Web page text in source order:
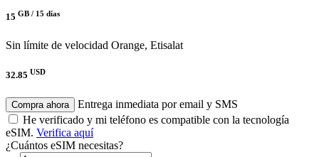
15 GB / 15 días
Sin límite de velocidad Orange, Etisalat
32.85 USD
Compra ahora
Entrega inmediata por email y SMS
He verificado y mi teléfono es compatible con la tecnología
eSIM. Verifica aquí
¿Cuántos eSIM necesitas?